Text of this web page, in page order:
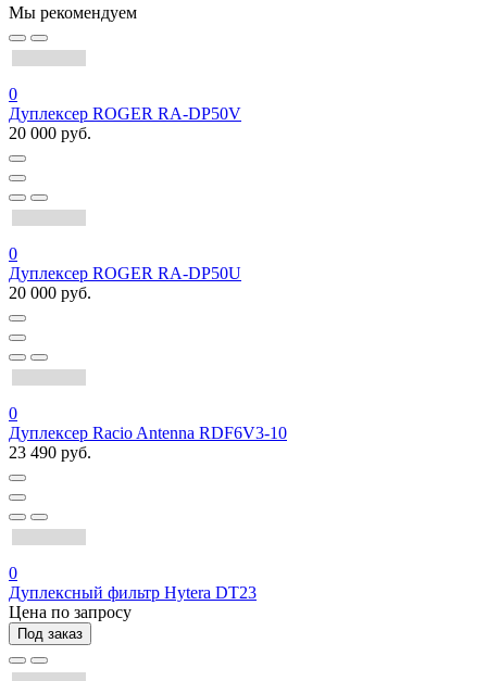
Мы рекомендуем
0
Дуплексер ROGER RA-DP50V
20 000 руб.
0
Дуплексер ROGER RA-DP50U
20 000 руб.
0
Дуплексер Racio Antenna RDF6V3-10
23 490 руб.
0
Дуплексный фильтр Hytera DT23
Цена по запросу
Под заказ